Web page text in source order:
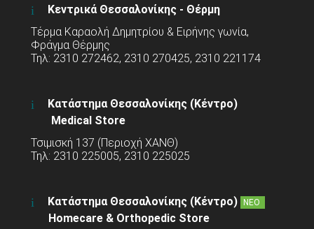
Κεντρικά Θεσσαλονίκης - Θέρμη
Τέρμα Καραολή Δημητρίου & Ειρήνης γωνία,
Φράγμα Θέρμης
Τηλ: 2310 272462, 2310 270425, 2310 221174
Κατάστημα Θεσσαλονίκης (Κέντρο)
Medical Store
Τσιμισκή 137 (Περιοχή ΧΑΝΘ)
Τηλ: 2310 225005, 2310 225025
Κατάστημα Θεσσαλονίκης (Κέντρο) ΝΕΟ
Homecare & Orthopedic Store